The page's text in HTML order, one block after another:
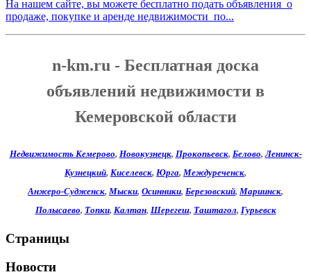
На нашем сайте, вы можете бесплатно подать объявления о
продаже, покупке и аренде недвижимости по...
n-km.ru - Бесплатная доска
объявлений недвижимости в
Кемеровской области
Недвижимость Кемерово, Новокузнецк, Прокопьевск, Белово,Ленинск-
Кузнецкий, Киселевск, Юрга, Междуреченск,
Анжеро-Судженск, Мыски, Осинники, Березовский, Мариинск,
Полысаево, Топки, Калтан, Шерегеш, Таштагол, Гурьевск
Страницы
Новости